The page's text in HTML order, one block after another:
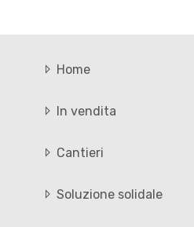
Home
In vendita
Cantieri
Soluzione solidale